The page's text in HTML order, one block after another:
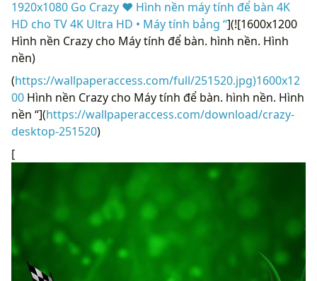
1920x1080 Go Crazy ❤ Hình nền máy tính để bàn 4K
HD cho TV 4K Ultra HD • Máy tính bảng “](![1600x1200
Hình nền Crazy cho Máy tính để bàn. hình nền. Hình
nền)
(https://wallpaperaccess.com/full/251520.jpg)1600x12
00 Hình nền Crazy cho Máy tính để bàn. hình nền. Hình
nền “](https://wallpaperaccess.com/download/crazy-
desktop-251520)
[